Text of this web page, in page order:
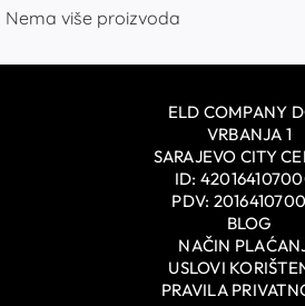
Nema više proizvoda
ELD COMPANY
VRBANJA 1
SARAJEVO CITY
ID:
PDV:
BLOG
NAČIN
USLOVI
PRAVILA